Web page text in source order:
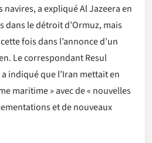
a expliqué Al Jazeera en
dans le détroit d’Ormuz, mais
fois dans l’annonce d’un
Le correspondant Resul
indiqué que l’Iran mettait en
maritime » avec de « nouvelles
et de nouveaux